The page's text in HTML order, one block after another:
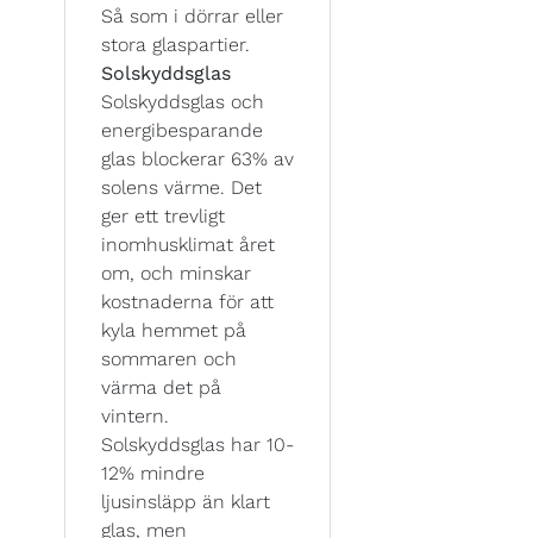
Så som i dörrar eller
stora glaspartier.
Solskyddsglas
Solskyddsglas och
energibesparande
glas blockerar 63% av
solens värme. Det
ger ett trevligt
inomhusklimat året
om, och minskar
kostnaderna för att
kyla hemmet på
sommaren och
värma det på
vintern.
Solskyddsglas har 10-
12% mindre
ljusinsläpp än klart
glas, men